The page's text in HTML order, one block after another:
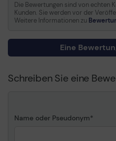
Kapazität
Patronenmerkmale
Informationen zur
Entwickelt für
Die Bewertungen sind von echten
Kunden. Sie werden vor der
Weitere Informationen zu
Eine
Schreiben Sie eine
Name oder Pseudonym